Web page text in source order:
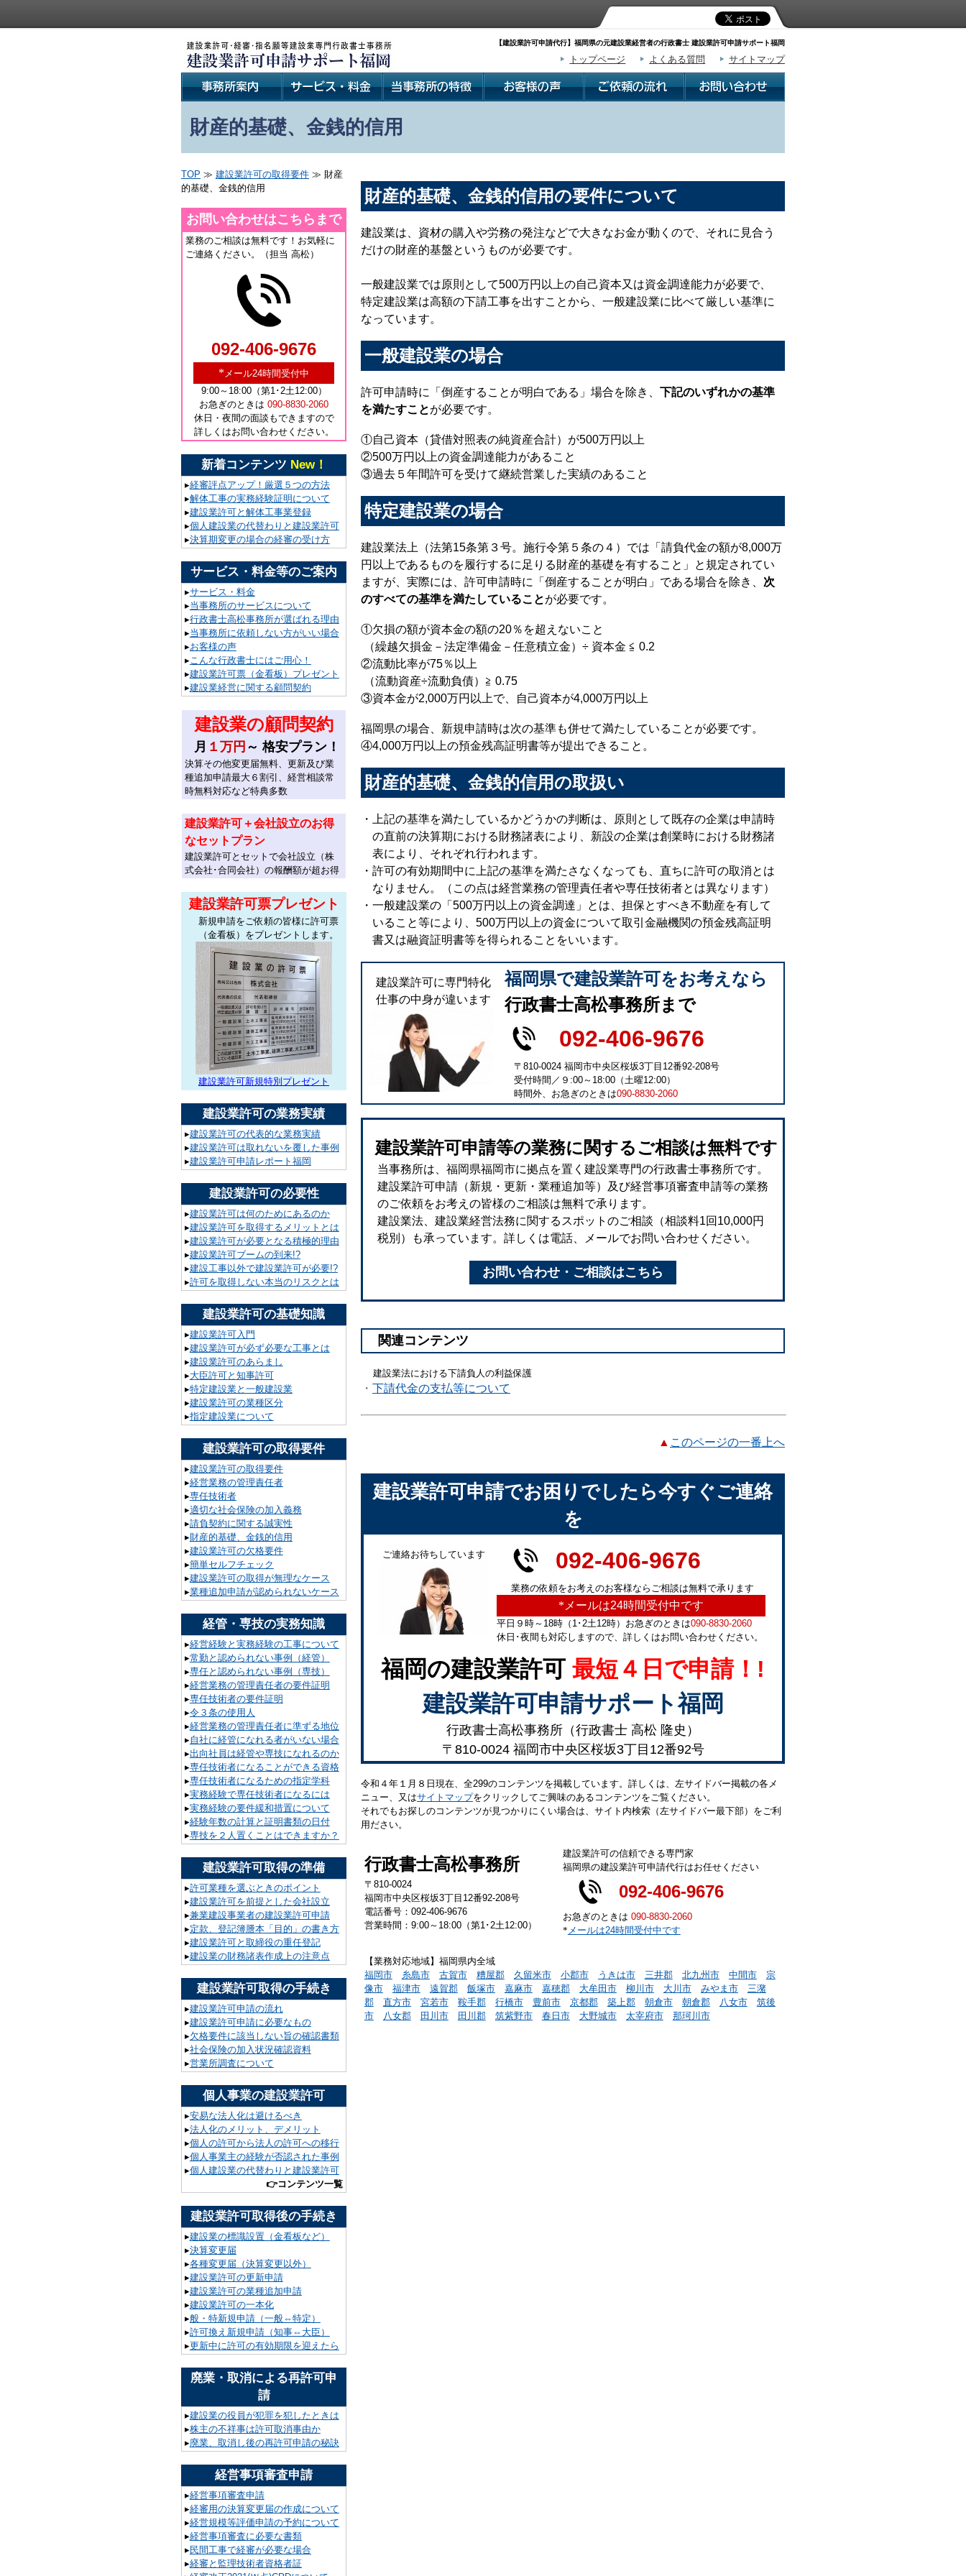
【建設業許可申請代行】福岡県の元建設業経営者の行政書士 建設業許可申請サポート福岡
トップページ よくある質問 サイトマップ
財産的基礎、金銭的信用
財産的基礎、金銭的信用の要件について
建設業は、資材の購入や労務の発注などで大きなお金が動くので、それに見合う
だけの財産的基盤というものが必要です。
一般建設業では原則として500万円以上の自己資本又は資金調達能力が必要で、
特定建設業は高額の下請工事を出すことから、一般建設業に比べて厳しい基準に
なっています。
一般建設業の場合
許可申請時に「倒産することが明白である」場合を除き、 下記のいずれかの基準
を満たすことが必要です。
①自己資本（貸借対照表の純資産合計）が500万円以上
②500万円以上の資金調達能力があること
③過去５年間許可を受けて継続営業した実績のあること
特定建設業の場合
建設業法上（法第15条第３号。施行令第５条の４）では「請負代金の額が8,000万
円以上であるものを履行するに足りる財産的基礎を有すること」と規定されてい
ますが、実際には、許可申請時に「倒産することが明白」である場合を除き、 次
のすべての基準を満たしていることが必要です。
①欠損の額が資本金の額の20％を超えないこと
（繰越欠損金－法定準備金－任意積立金）÷ 資本金 ≦ 0.2
②流動比率が75％以上
（流動資産÷流動負債）≧ 0.75
③資本金が2,000万円以上で、自己資本が4,000万円以上
福岡県の場合、新規申請時は次の基準も併せて満たしていることが必要です。
④4,000万円以上の預金残高証明書等が提出できること。
財産的基礎、金銭的信用の取扱い
・上記の基準を満たしているかどうかの判断は、原則として既存の企業は申請時
の直前の決算期における財務諸表により、新設の企業は創業時における財務諸
表により、それぞれ行われます。
・許可の有効期間中に上記の基準を満たさなくなっても、直ちに許可の取消とは
なりません。（この点は経営業務の管理責任者や専任技術者とは異なります）
・一般建設業の「500万円以上の資金調達」とは、担保とすべき不動産を有して
いること等により、500万円以上の資金について取引金融機関の預金残高証明
書又は融資証明書等を得られることをいいます。
建設業許可に専門特化
仕事の中身が違います
福岡県で建設業許可をお考えなら
行政書士高松事務所まで
092-406-9676
〒810-0024 福岡市中央区桜坂3丁目12番92-208号
受付時間／９:00～18:00（土曜12:00）
時間外、お急ぎのときは090-8830-2060
建設業許可申請等の業務に関するご相談は無料です
当事務所は、福岡県福岡市に拠点を置く建設業専門の行政書士事務所です。
建設業許可申請（新規・更新・業種追加等）及び経営事項審査申請等の業務
のご依頼をお考えの皆様のご相談は無料で承ります。
建設業法、建設業経営法務に関するスポットのご相談（相談料1回10,000円
税別）も承っています。詳しくは電話、メールでお問い合わせください。
お問い合わせ・ご相談はこちら
関連コンテンツ
建設業法における下請負人の利益保護
・ 下請代金の支払等について
▲ このページの一番上へ
建設業許可申請でお困りでしたら今すぐご連絡
を
ご連絡お待ちしています 092-406-9676
業務の依頼をお考えのお客様ならご相談は無料で承ります
* メールは24時間受付中です
平日９時～18時（1･2土12時）お急ぎのときは090-8830-2060
休日･夜間も対応しますので、詳しくはお問い合わせください。
福岡の建設業許可 最短４日で申請！!
建設業許可申請サポート福岡
行政書士高松事務所（行政書士 高松 隆史）
〒810-0024 福岡市中央区桜坂3丁目12番92号
令和４年１月８日現在、全299のコンテンツを掲載しています。詳しくは、左サイドバー掲載の各メ
ニュー、又はサイトマップをクリックしてご興味のあるコンテンツをご覧ください。
それでもお探しのコンテンツが見つかりにくい場合は、サイト内検索（左サイドバー最下部）をご利
用ださい。
行政書士高松事務所
〒810-0024
福岡市中央区桜坂3丁目12番92-208号
電話番号：092-406-9676
営業時間：9:00～18:00（第1･2土12:00）
建設業許可の信頼できる専門家
福岡県の建設業許可申請代行はお任せください
092-406-9676
お急ぎのときは 090-8830-2060
* メールは24時間受付中です
【業務対応地域】福岡県内全域
福岡市
糸島市 古賀市 糟屋郡 久留米市 小郡市 うきは市 三井郡 北九州市 中間市
宗
像市
福津市 遠賀郡 飯塚市 嘉麻市 嘉穂郡 大牟田市 柳川市 大川市 みやま市
三潴
郡
直方市 宮若市 鞍手郡 行橋市 豊前市 京都郡 築上郡 朝倉市 朝倉郡 八女市
筑後
市
八女郡 田川市 田川郡 筑紫野市 春日市 大野城市 太宰府市 那珂川市
TOP ≫ 建設業許可の取得要件 ≫ 財産
的基礎、金銭的信用
お問い合わせはこちらまで
業務のご相談は無料です！お気軽に
ご連絡ください。（担当 高松）
092-406-9676
* メール24時間受付中
9:00～18:00（第1･2土12:00）
お急ぎのときは 090-8830-2060
休日・夜間の面談もできますので
詳しくはお問い合わせください。
新着コンテンツ New！
▸経審評点アップ！厳選５つの方法
▸解体工事の実務経験証明について
▸建設業許可と解体工事業登録
▸個人建設業の代替わりと建設業許可
▸決算期変更の場合の経審の受け方
サービス・料金等のご案内
▸サービス・料金
▸当事務所のサービスについて
▸行政書士高松事務所が選ばれる理由
▸当事務所に依頼しない方がいい場合
▸お客様の声
▸こんな行政書士にはご用心！
▸建設業許可票（金看板）プレゼント
▸建設業経営に関する顧問契約
建設業の顧問契約
月 １万円 ～ 格安プラン！
決算その他変更届無料、更新及び業
種追加申請最大６割引、経営相談常
時無料対応など特典多数
建設業許可＋会社設立のお得
なセットプラン
建設業許可とセットで会社設立（株
式会社･合同会社）の報酬額が超お得
建設業許可票プレゼント
新規申請をご依頼の皆様に許可票
（金看板）をプレゼントします。
建設業許可新規特別プレゼント
建設業許可の業務実績
▸建設業許可の代表的な業務実績
▸建設業許可は取れないを覆した事例
▸建設業許可申請レポート福岡
建設業許可の必要性
▸建設業許可は何のためにあるのか
▸建設業許可を取得するメリットとは
▸建設業許可が必要となる積極的理由
▸建設業許可ブームの到来!?
▸建設工事以外で建設業許可が必要!?
▸許可を取得しない本当のリスクとは
建設業許可の基礎知識
▸建設業許可入門
▸建設業許可が必ず必要な工事とは
▸建設業許可のあらまし
▸大臣許可と知事許可
▸特定建設業と一般建設業
▸建設業許可の業種区分
▸指定建設業について
建設業許可の取得要件
▸建設業許可の取得要件
▸経営業務の管理責任者
▸専任技術者
▸適切な社会保険の加入義務
▸請負契約に関する誠実性
▸財産的基礎、金銭的信用
▸建設業許可の欠格要件
▸簡単セルフチェック
▸建設業許可の取得が無理なケース
▸業種追加申請が認められないケース
経管・専技の実務知識
▸経営経験と実務経験の工事について
▸常勤と認められない事例（経管）
▸専任と認められない事例（専技）
▸経営業務の管理責任者の要件証明
▸専任技術者の要件証明
▸令３条の使用人
▸経営業務の管理責任者に準ずる地位
▸自社に経管になれる者がいない場合
▸出向社員は経管や専技になれるのか
▸専任技術者になることができる資格
▸専任技術者になるための指定学科
▸実務経験で専任技術者になるには
▸実務経験の要件緩和措置について
▸経験年数の計算と証明書類の日付
▸専技を２人置くことはできますか？
建設業許可取得の準備
▸許可業種を選ぶときのポイント
▸建設業許可を前提とした会社設立
▸兼業建設事業者の建設業許可申請
▸定款、登記簿謄本「目的」の書き方
▸建設業許可と取締役の重任登記
▸建設業の財務諸表作成上の注意点
建設業許可取得の手続き
▸建設業許可申請の流れ
▸建設業許可申請に必要なもの
▸欠格要件に該当しない旨の確認書類
▸社会保険の加入状況確認資料
▸営業所調査について
個人事業の建設業許可
▸安易な法人化は避けるべき
▸法人化のメリット、デメリット
▸個人の許可から法人の許可への移行
▸個人事業主の経験が否認された事例
▸個人建設業の代替わりと建設業許可
👉コンテンツ一覧
建設業許可取得後の手続き
▸建設業の標識設置（金看板など）
▸決算変更届
▸各種変更届（決算変更以外）
▸建設業許可の更新申請
▸建設業許可の業種追加申請
▸建設業許可の一本化
▸般・特新規申請（一般⇔特定）
▸許可換え新規申請（知事⇔大臣）
▸更新中に許可の有効期限を迎えたら
廃業・取消による再許可申
請
▸建設業の役員が犯罪を犯したときは
▸株主の不祥事は許可取消事由か
▸廃業、取消し後の再許可申請の秘訣
経営事項審査申請
▸経営事項審査申請
▸経審用の決算変更届の作成について
▸経営規模等評価申請の予約について
▸経営事項審査に必要な書類
▸民間工事で経審が必要な場合
▸経審と監理技術者資格者証